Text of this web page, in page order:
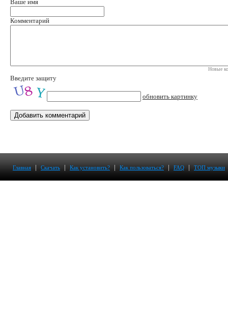
Ваше имя
Комментарий
Новые
Введите защиту
обновить картинку
Главная | Скачать | Как установить? | Как пользоваться? | FAQ | ТОП музыки